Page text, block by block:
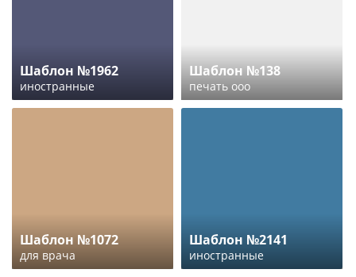
Шаблон №1962
иностранные
Шаблон №138
печать ооо
Шаблон №1072
для врача
Шаблон №2141
иностранные